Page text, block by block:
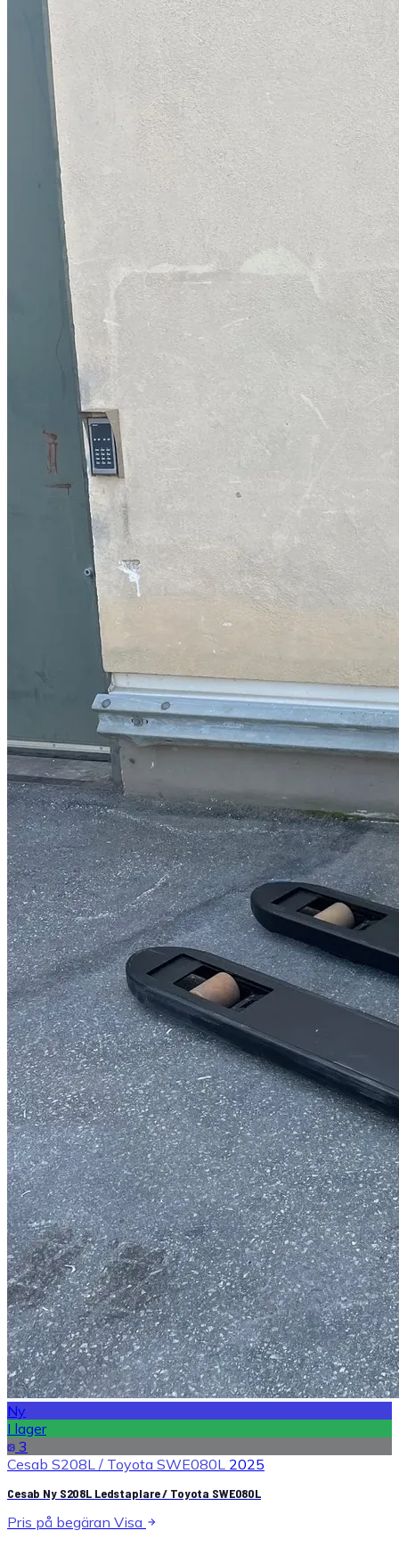
Ny
I lager
3
Cesab S208L / Toyota SWE080L 2025
Cesab Ny S208L Ledstaplare / Toyota SWE080L
Pris på begäran Visa